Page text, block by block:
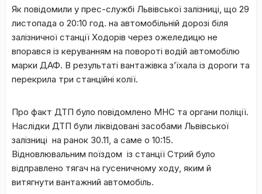
Як повідомили у прес-службі Львівської залізниці, що 29
листопада о 20:10 год. на автомобільній дорозі біля
залізничної станції Ходорів через ожеледицю не
впорався із керуванням на повороті водій автомобілю
марки ДАФ. В результаті вантажівка з’їхала із дороги та
перекрила три станційні колії.
Про факт ДТП було повідомлено МНС та органи поліції.
Наслідки ДТП були ліквідовані засобами Львівської
залізниці на ранок 30.11, а саме о 10:15.
Відновлювальним поїздом із станції Стрий було
відправлено тягач на гусеничному ходу, яким й
витягнути вантажний автомобіль.